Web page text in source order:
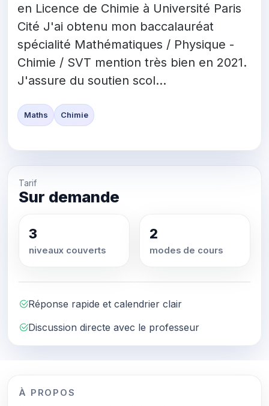
en Licence de Chimie à Université Paris
Cité J'ai obtenu mon baccalauréat
spécialité Mathématiques / Physique -
Chimie / SVT mention très bien en 2021.
J'assure du soutien scol...
Maths Chimie
Tarif
Sur demande
3
niveaux couverts
2
modes de cours
Réponse rapide et calendrier clair
Discussion directe avec le professeur
À PROPOS